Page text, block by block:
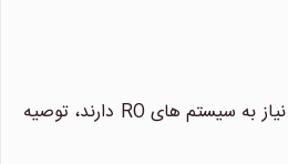
به ویژه در صنعت آب و فاضلاب، تصفیه آب های صنعتی و کارخانه ها که نیاز به سیستم های RO دارند، توصیه